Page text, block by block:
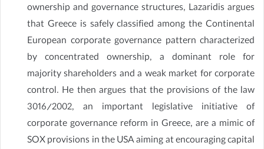
ownership and governance structures, Lazaridis argues
that Greece is safely classified among the Continental
European corporate governance pattern characterized
by concentrated ownership, a dominant role for
majority shareholders and a weak market for corporate
control. He then argues that the provisions of the law
3016/2002, an important legislative initiative of
corporate governance reform in Greece, are a mimic of
SOX provisions in the USA aiming at encouraging capital